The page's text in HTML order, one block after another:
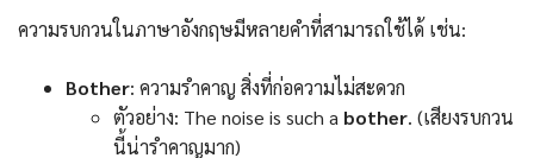
ความรบกวนในภาษาอังกฤษมีหลายคำที่สามารถใช้ได้ เช่น:
Bother: ความรำคาญ สิ่งที่ก่อความไม่สะดวก
ตัวอย่าง: The noise is such a bother. (เสียงรบกวน
นี้น่ารำคาญมาก)